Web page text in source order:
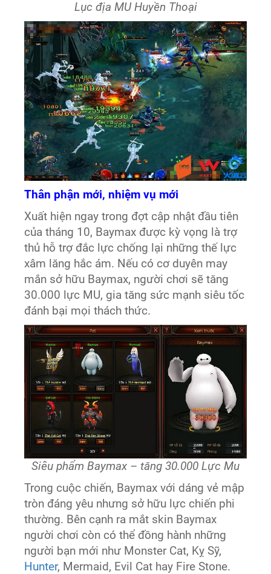
Lục địa MU Huyền Thoại
Thân phận mới, nhiệm vụ mới
Xuất hiện ngay trong đợt cập nhật đầu tiên
của tháng 10, Baymax được kỳ vọng là trợ
thủ hỗ trợ đắc lực chống lại những thế lực
xâm lăng hắc ám. Nếu có cơ duyên may
mắn sở hữu Baymax, người chơi sẽ tăng
30.000 lực MU, gia tăng sức mạnh siêu tốc
đánh bại mọi thách thức.
Siêu phẩm Baymax – tăng 30.000 Lực Mu
Trong cuộc chiến, Baymax với dáng vẻ mập
tròn đáng yêu nhưng sở hữu lực chiến phi
thường. Bên cạnh ra mắt skin Baymax
người chơi còn có thể đồng hành những
người bạn mới như Monster Cat, Kỵ Sỹ,
Hunter, Mermaid, Evil Cat hay Fire Stone.